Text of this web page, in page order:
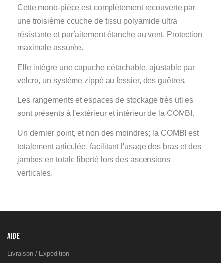
Cette mono-pièce est complètement recouverte par
une troisième couche de tissu polyamide ultra
résistante et parfaitement étanche au vent. Protection
maximale assurée.
Elle intègre une capuche détachable, ajustable par
velcro, un système zippé au fessier, des guêtres.
Les rangements et espaces de stockage très utiles
sont présents à l'extérieur et intérieur de la COMBI.
Un dernier point, et non des moindres; la COMBI est
totalement articulée, facilitant l'usage des bras et des
jambes en totale liberté lors des ascensions
verticales.
AIDE
Livraison / Expédition